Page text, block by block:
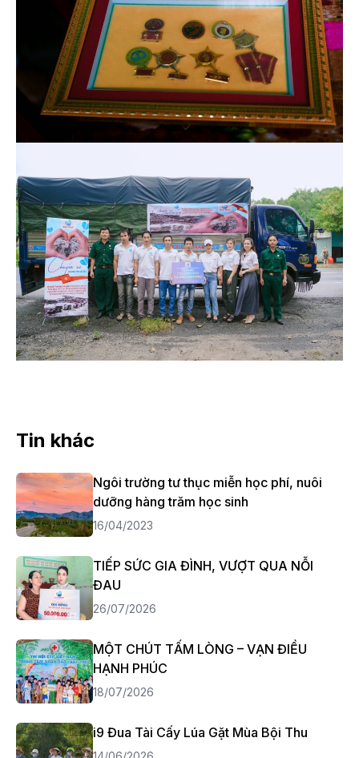
Tin khác
Ngôi trường tư thục miễn học phí, nuôi
dưỡng hàng trăm học sinh
16/04/2023
TIẾP SỨC GIA ĐÌNH, VƯỢT QUA NỖI
ĐAU
26/07/2026
MỘT CHÚT TẤM LÒNG – VẠN ĐIỀU
HẠNH PHÚC
18/07/2026
i9 Đua Tài Cấy Lúa Gặt Mùa Bội Thu